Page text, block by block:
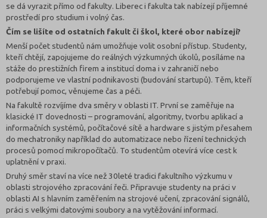
se dá vyrazit přímo od fakulty. Liberec i fakulta tak nabízejí příjemné
prostředí pro studium i volný čas.
Čím se lišíte od ostatních fakult či škol, které obor nabízejí?
Menší počet studentů nám umožňuje volit osobní přístup. Studenty,
kteří chtějí, zapojujeme do reálných výzkumných úkolů, posíláme na
stáže do prestižních firem a institucí doma i v zahraničí nebo
podporujeme ve vlastní podnikavosti (budování startupů). Těm, kteří
potřebují pomoc, věnujeme čas a péči.
Na fakultě rozvíjíme dva směry v oblasti IT. První se zaměřuje na
klasické IT dovednosti – programování, algoritmy, tvorbu aplikací a
informačních systémů, počítačové sítě a hardware s jistým přesahem
do mechatroniky například do automatizace nebo řízení technických
procesů pomocí mikropočítačů. To studentům otevírá více cest k
uplatnění v praxi.
Druhý směr staví na více než 30leté tradici fakultního výzkumu v
oblasti strojového zpracování řeči. Připravuje studenty na práci v
oblasti AI s hlavním zaměřením na strojové učení, zpracování signálů,
práci s velkými datovými soubory a na vytěžování informací.